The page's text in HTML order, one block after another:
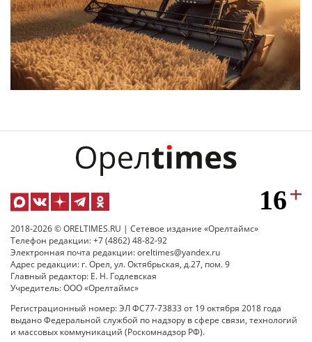
2018-2026 © ORELTIMES.RU | Сетевое издание «Орелтаймс»
Телефон редакции: +7 (4862) 48-82-92
Электронная почта редакции: oreltimes@yandex.ru
Адрес редакции: г. Орел, ул. Октябрьская, д.27, пом. 9
Главный редактор: Е. Н. Годлевская
Учредитель: ООО «Орелтаймс»
Регистрационный номер: ЭЛ ФС77-73833 от 19 октября 2018 года
выдано Федеральной службой по надзору в сфере связи, технологий
и массовых коммуникаций (Роскомнадзор РФ).